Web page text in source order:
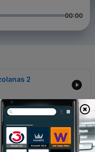
00:00
2
venirte conmigo